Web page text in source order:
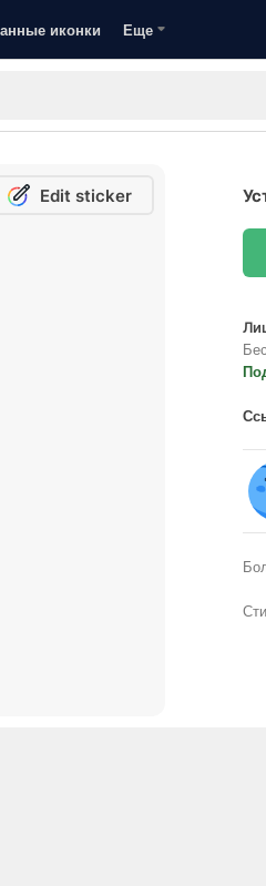
иконки Еще
Edit sticker